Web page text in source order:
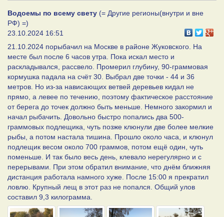
Водоемы по всему свету (= Другие регионы(внутри и вне
РФ) =)
23.10.2024 16:51
21.10.2024 порыбачил на Москве в районе Жуковского. На
месте был после 6 часов утра. Пока искал место и
раскладывался, рассвело. Промерил глубину, 90-граммовая
кормушка падала на счёт 30. Выбрал две точки - 44 и 36
метров. Но из-за нависающих ветвей деревьев кидал не
прямо, а левее по течению, поэтому фактическое расстояние
от берега до точек должно быть меньше. Немного закормил и
начал рыбачить. Довольно быстро попались два 500-
граммовых подлещика, чуть позже клюнули две более мелкие
рыбы, а потом настала тишина. Прошло около часа, и клюнул
подлещик весом около 700 граммов, потом ещё один, чуть
поменьше. И так было весь день, клевало нерегулярно и с
перерывами. При этом обратил внимание, что днëм ближняя
дистанция работала намного хуже. После 15:00 я прекратил
ловлю. Крупный лещ в этот раз не попался. Общий улов
составил 9,3 килограмма.